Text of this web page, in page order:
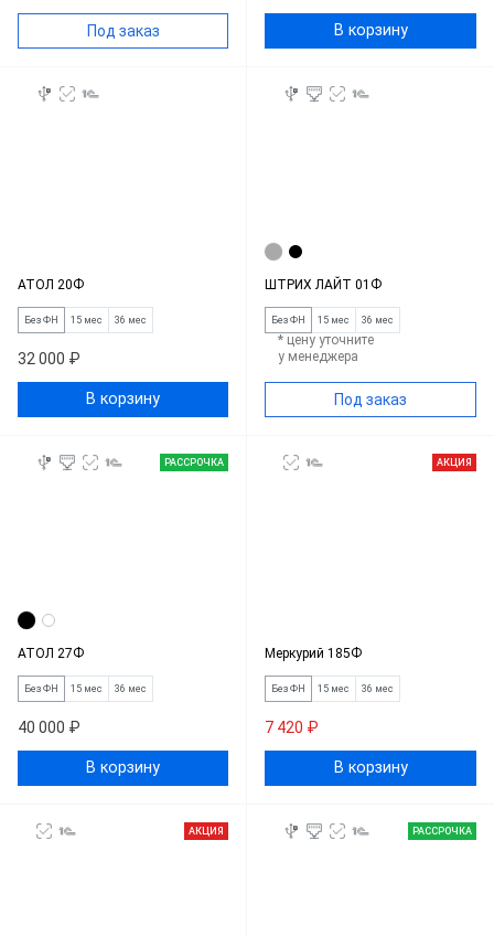
Под заказ В корзину
АТОЛ 20Ф
Без ФН 15 мес 36 мес
32 000 ₽
В корзину
ШТРИХ ЛАЙТ 01Ф
Без ФН 15 мес 36 мес
* цену уточните
у менеджера
Под заказ
РАССРОЧКА
АТОЛ 27Ф
Без ФН 15 мес 36 мес
40 000 ₽
В корзину
АКЦИЯ
Меркурий 185Ф
Без ФН 15 мес 36 мес
7 420 ₽
В корзину
АКЦИЯ РАССРОЧКА